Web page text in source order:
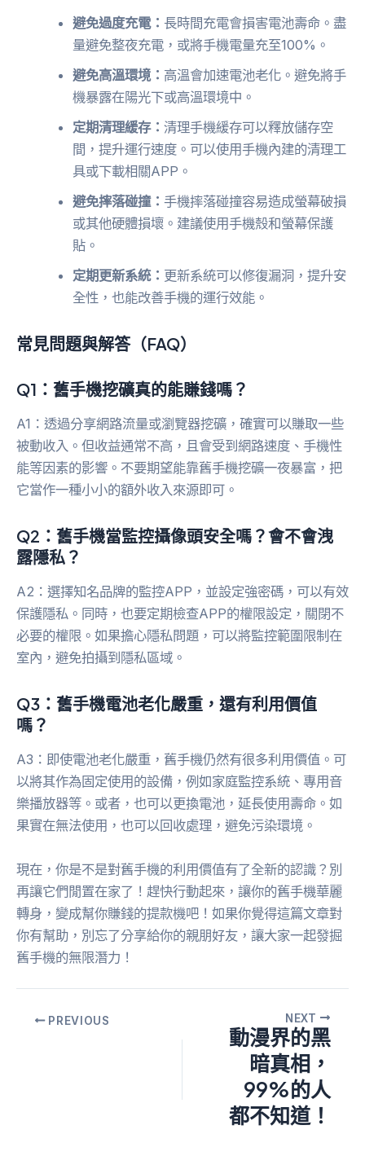
避免過度充電： 長時間充電會損害電池壽命。盡
量避免整夜充電，或將手機電量充至100%。
避免高溫環境： 高溫會加速電池老化。避免將手
機暴露在陽光下或高溫環境中。
定期清理緩存：清理手機緩存可以釋放儲存空
間，提升運行速度。可以使用手機內建的清理工
具或下載相關APP。
避免摔落碰撞：手機摔落碰撞容易造成螢幕破損
或其他硬體損壞。建議使用手機殼和螢幕保護
貼。
定期更新系統： 更新系統可以修復漏洞，提升安
全性，也能改善手機的運行效能。
常見問題與解答（FAQ）
Q1：舊手機挖礦真的能賺錢嗎？
A1：透過分享網路流量或瀏覽器挖礦，確實可以賺取一些
被動收入。但收益通常不高，且會受到網路速度、手機性
能等因素的影響。不要期望能靠舊手機挖礦一夜暴富，把
它當作一種小小的額外收入來源即可。
Q2：舊手機當監控攝像頭安全嗎？會不會洩
露隱私？
A2：選擇知名品牌的監控APP，並設定強密碼，可以有效
保護隱私。同時，也要定期檢查APP的權限設定，關閉不
必要的權限。如果擔心隱私問題，可以將監控範圍限制在
室內，避免拍攝到隱私區域。
Q3：舊手機電池老化嚴重，還有利用價值
嗎？
A3：即使電池老化嚴重，舊手機仍然有很多利用價值。可
以將其作為固定使用的設備，例如家庭監控系統、專用音
樂播放器等。或者，也可以更換電池，延長使用壽命。如
果實在無法使用，也可以回收處理，避免污染環境。
現在，你是不是對舊手機的利用價值有了全新的認識？別
再讓它們閒置在家了！趕快行動起來，讓你的舊手機華麗
轉身，變成幫你賺錢的提款機吧！如果你覺得這篇文章對
你有幫助，別忘了分享給你的親朋好友，讓大家一起發掘
舊手機的無限潛力！
PREVIOUS NEXT
動漫界的黑
暗真相，
99%的人
都不知道！